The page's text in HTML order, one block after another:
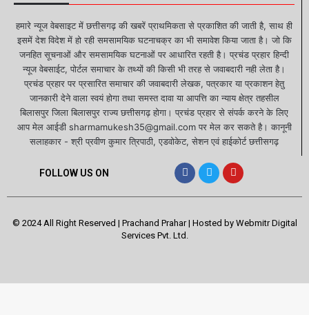
हमारे न्यूज वेबसाइट में छत्तीसगढ़ की खबरें प्राथमिकता से प्रकाशित की जाती है, साथ ही
इसमें देश विदेश में हो रही समसामयिक घटनाचक्र का भी समावेश किया जाता है। जो कि
जनहित सूचनाओं और समसामयिक घटनाओं पर आधारित रहती है। प्रचंड प्रहार हिन्दी
न्यूज वेबसाईट, पोर्टल समाचार के तथ्यों की किसी भी तरह से जवाबदारी नही लेता है।
प्रचंड प्रहार पर प्रसारित समाचार की जवाबदारी लेखक, पत्रकार या प्रकाशन हेतु
जानकारी देने वाला स्वयं होगा तथा समस्त दावा या आपत्ति का न्याय क्षेत्र तहसील
बिलासपुर जिला बिलासपुर राज्य छत्तीसगढ़ होगा। प्रचंड प्रहार से संपर्क करने के लिए
आप मेल आईडी sharmamukesh35@gmail.com पर मेल कर सकते है। कानूनी
सलाहकार - श्री प्रवीण कुमार त्रिपाठी, एडवोकेट, सेशन एवं हाईकोर्ट छत्तीसगढ़
FOLLOW US ON
© 2024 All Right Reserved | Prachand Prahar | Hosted by Webmitr Digital
Services Pvt. Ltd.